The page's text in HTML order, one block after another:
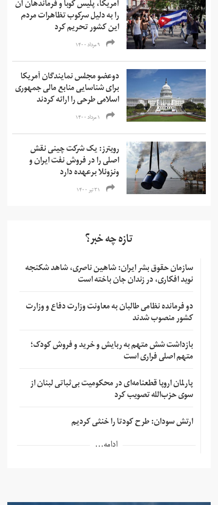
آمریکا، پلیس کوبا و فرماندهان آن
را به دلیل سرکوب تظاهرات مردم
این کشور تحریم کرد
۹ مرداد ۱۴۰۰
دوعضو مجلس نمایندگان آمریکا
برای شناسایی منابع مالی جمهوری
اسلامی طرحی را ارائه کردند
۱ مرداد ۱۴۰۰
رویترز: یک شرکت چینی نقش
اصلی را در فروش نفت ایران و
ونزوئلا برعهده دارد
۳۱ تیر ۱۴۰۰
تازه چه خبر؟
سازمان حقوق بشر ایران: شاهین ناصری، شاهد شکنجه
نوید افکاری، در زندان جان باخته است
دو فرمانده نظامی طالبان به معاونت وزارت دفاع و وزارت
کشور منصوب شدند
بازداشت شش متهم به ربایش و خرید و فروش کودک؛
متهم اصلی فراری است
پارلمان اروپا قطعنامه‌ای در محکومیت بی‌ثباتی لبنان از
سوی حزب‌الله تصویب کرد
ارتش سودان: طرح کودتا را خنثی کردیم
ادامه...